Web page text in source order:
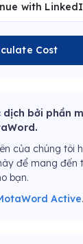
with
Cost
bởi phần
của chúng tôi
để mang đến
bạn.
Active.